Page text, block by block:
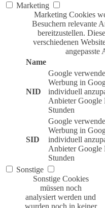
Marketing
Marketing Cookies
Besuchern relevante
bereitzustellen.
verschiedenen
angepasste
Name
NID
Google
Werbung in
individuell
Anbieter Google
Stunden
SID
Google
Werbung in
individuell
Anbieter Google
Stunden
Sonstige
Sonstige Cookies
müssen noch
analysiert werden und
wurden noch in keiner